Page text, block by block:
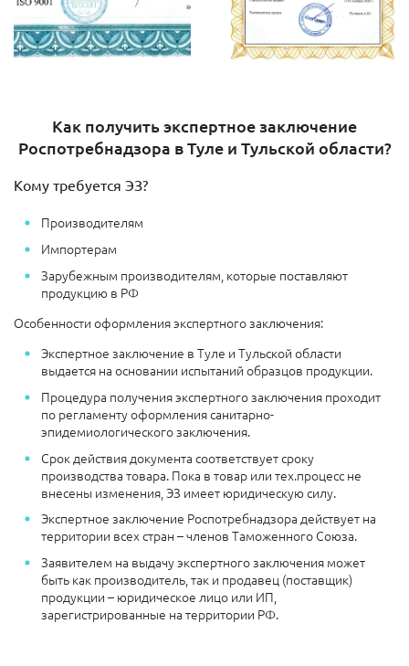
Как получить экспертное заключение
Роспотребнадзора в Туле и Тульской области?
Кому требуется ЭЗ?
Производителям
Импортерам
Зарубежным производителям, которые поставляют
продукцию в РФ
Особенности оформления экспертного заключения:
Экспертное заключение в Туле и Тульской области
выдается на основании испытаний образцов продукции.
Процедура получения экспертного заключения проходит
по регламенту оформления санитарно-
эпидемиологического заключения.
Срок действия документа соответствует сроку
производства товара. Пока в товар или тех.процесс не
внесены изменения, ЭЗ имеет юридическую силу.
Экспертное заключение Роспотребнадзора действует на
территории всех стран – членов Таможенного Союза.
Заявителем на выдачу экспертного заключения может
быть как производитель, так и продавец (поставщик)
продукции – юридическое лицо или ИП,
зарегистрированные на территории РФ.